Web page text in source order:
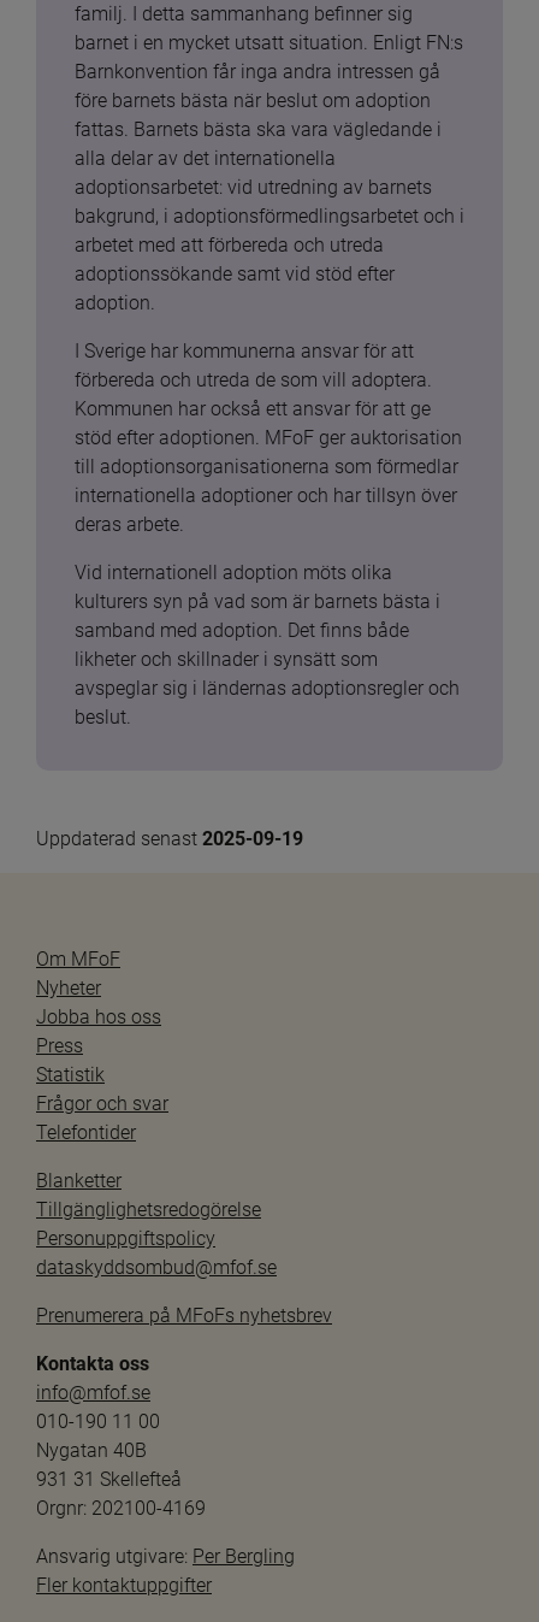
familj. I detta sammanhang befinner sig
barnet i en mycket utsatt situation. Enligt FN:s
Barnkonvention får inga andra intressen gå
före barnets bästa när beslut om adoption
fattas. Barnets bästa ska vara vägledande i
alla delar av det internationella
adoptionsarbetet: vid utredning av barnets
bakgrund, i adoptionsförmedlingsarbetet och i
arbetet med att förbereda och utreda
adoptionssökande samt vid stöd efter
adoption.
I Sverige har kommunerna ansvar för att
förbereda och utreda de som vill adoptera.
Kommunen har också ett ansvar för att ge
stöd efter adoptionen. MFoF ger auktorisation
till adoptionsorganisationerna som förmedlar
internationella adoptioner och har tillsyn över
deras arbete.
Vid internationell adoption möts olika
kulturers syn på vad som är barnets bästa i
samband med adoption. Det finns både
likheter och skillnader i synsätt som
avspeglar sig i ländernas adoptionsregler och
beslut.
Uppdaterad senast 2025-09-19
Om MFoF
Nyheter
Jobba hos oss
Press
Statistik
Frågor och svar
Telefontider
Blanketter
Tillgänglighetsredogörelse
Personuppgiftspolicy
dataskyddsombud@mfof.se
Prenumerera på MFoFs nyhetsbrev
Kontakta oss
info@mfof.se
010-190 11 00
Nygatan 40B
931 31 Skellefteå
Orgnr: 202100-4169
Ansvarig utgivare: Per Bergling
Fler kontaktuppgifter